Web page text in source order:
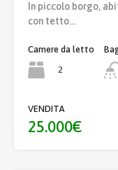
In piccolo borgo,
con tetto…
Camere da letto
2
VENDITA
25.000€